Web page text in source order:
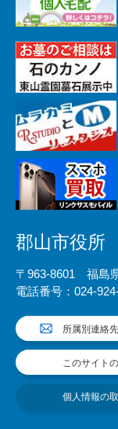
郡山市役所
〒963-8601 福島
電話番号：024-
所属別連絡
このサイト
個人情報の